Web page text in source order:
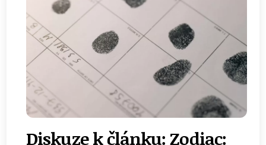
Diskuze k článku: Zodiac: